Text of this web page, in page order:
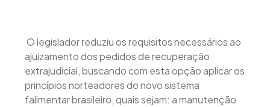
O legislador reduziu os requisitos necessários ao
ajuizamento dos pedidos de recuperação
extrajudicial, buscando com esta opção aplicar os
princípios norteadores do novo sistema
falimentar brasileiro, quais sejam: a manutenção